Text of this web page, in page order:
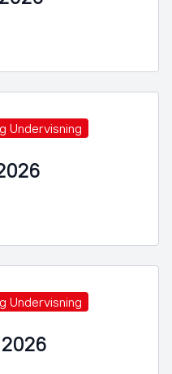
Undervisning
Undervisning